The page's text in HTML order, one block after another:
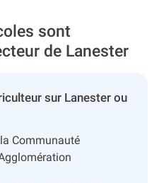
sont
de Lanester
sur Lanester ou
la Communauté